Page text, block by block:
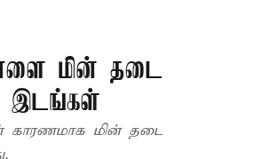
நாளை மின் தடை
இடங்கள்
காரணமாக மின் தடை